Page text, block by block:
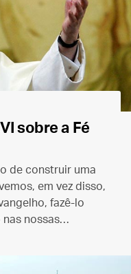
sobre a Fé
de construir uma
em vez disso,
fazê-lo
nossas